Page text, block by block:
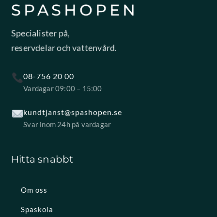
SPASHOPEN
Specialister på,
reservdelar och vattenvård.
08-756 20 00
Vardagar 09:00 – 15:00
kundtjanst@spashopen.se
Svar inom 24h på vardagar
Hitta snabbt
Om oss
Spaskola